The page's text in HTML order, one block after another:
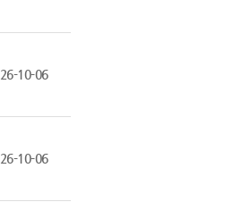
26-10-06
26-10-06